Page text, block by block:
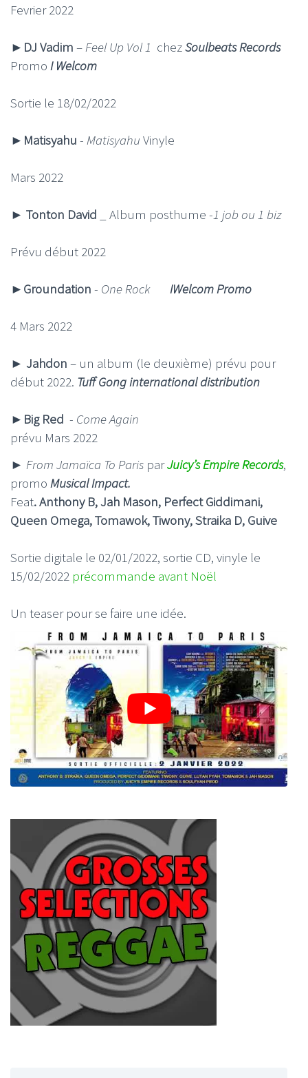
Fevrier 2022
►DJ Vadim – Feel Up Vol 1 chezSoulbeats Records
Promo I Welcom
Sortie le 18/02/2022
► Matisyahu - Matisyahu Vinyle
Mars 2022
► Tonton David _ Album posthume -1 job ou 1 biz
Prévu début 2022
► Groundation - One Rock IWelcom Promo
4 Mars 2022
► Jahdon – un album (le deuxième) prévu pour
début 2022. Tuff Gong international distribution
► Big Red - Come Again
prévu Mars 2022
► From Jamaïca To Paris parJuicy’s Empire Records,
promo Musical Impact.
Feat. Anthony B, Jah Mason, Perfect Giddimani,
Queen Omega, Tomawok, Tiwony, Straika D, Guive
Sortie digitale le 02/01/2022, sortie CD, vinyle le
15/02/2022 précommande avant Noël
Un teaser pour se faire une idée.